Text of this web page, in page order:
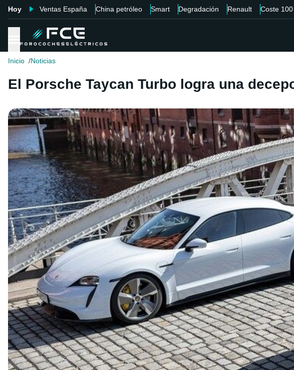
Hoy Ventas España China petróleo Smart Degradación Renault Coste
Inicio Noticias
El Porsche Taycan Turbo logra una